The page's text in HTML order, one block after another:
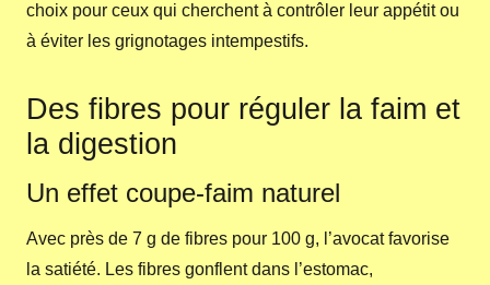
choix pour ceux qui cherchent à contrôler leur appétit ou
à éviter les grignotages intempestifs.
Des fibres pour réguler la faim et
la digestion
Un effet coupe-faim naturel
Avec près de 7 g de fibres pour 100 g, l’avocat favorise
la satiété. Les fibres gonflent dans l’estomac,